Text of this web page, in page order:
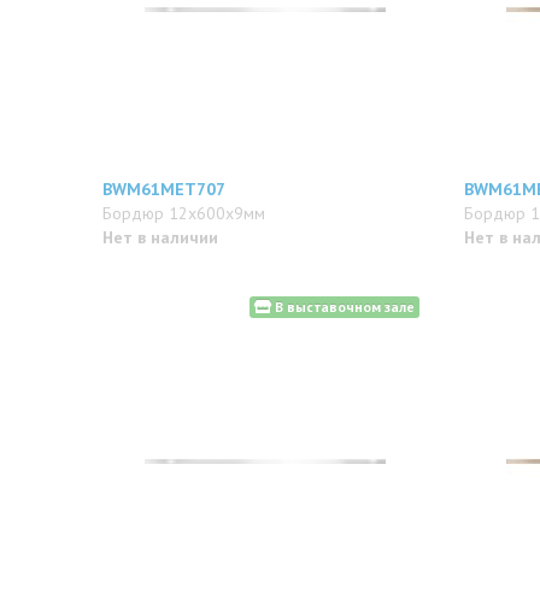
BWM61MET707
Бордюр 12x600x9мм
Нет в наличии
Бордюр
Нет в
В выставочном зале